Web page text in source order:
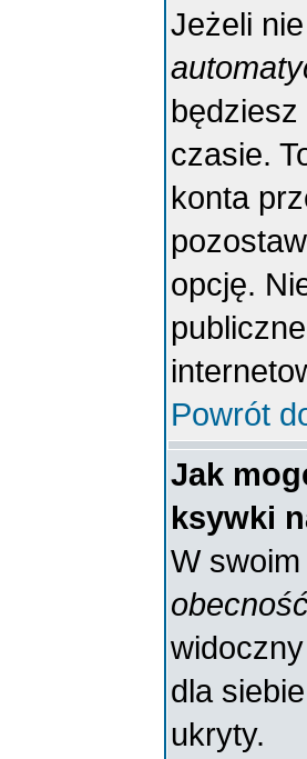
Jeżeli
czasie.
konta
opcję.
Powrót
Jak
ksywki
W
dla
ukryty.